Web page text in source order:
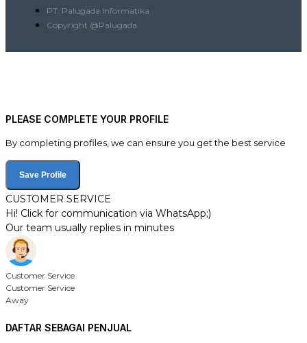
PT. Palugada Informatika
Copyright @Palugada
PLEASE COMPLETE YOUR PROFILE
By completing profiles, we can ensure you get the best service
Save Profile
CUSTOMER SERVICE
Hi! Click for communication via WhatsApp;)
Our team usually replies in minutes
Customer Service
Customer Service
Away
DAFTAR SEBAGAI PENJUAL